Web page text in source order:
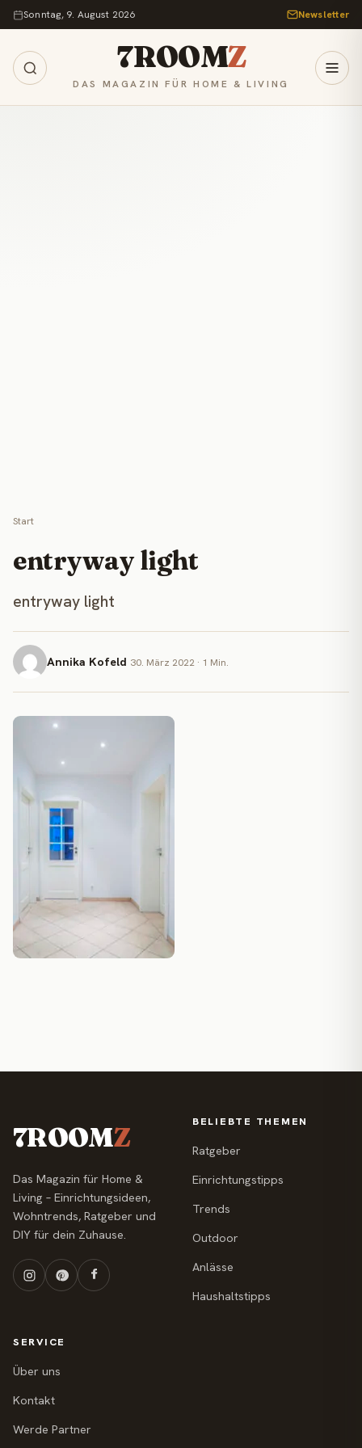
Zum Inhalt springen
Sonntag, 9. August 2026 Newsletter
7ROOMZ
DAS MAGAZIN FÜR HOME & LIVING
Start
entryway light
entryway light
Annika Kofeld 30. März 2022 · 1 Min.
7ROOMZ
Das Magazin für Home &
Living – Einrichtungsideen,
Wohntrends, Ratgeber und
DIY für dein Zuhause.
BELIEBTE THEMEN
Ratgeber
Einrichtungstipps
Trends
Outdoor
Anlässe
Haushaltstipps
SERVICE
Über uns
Kontakt
Werde Partner